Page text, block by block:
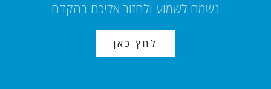
נשמח לשמוע ולחזור אליכם בהקדם
לחץ כאן